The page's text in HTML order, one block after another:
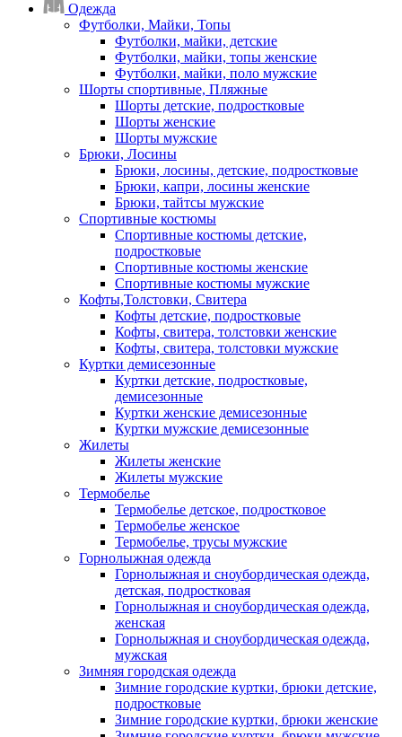
Одежда
Футболки, Майки, Топы
Футболки, майки, детские
Футболки, майки, топы женские
Футболки, майки, поло мужские
Шорты спортивные, Пляжные
Шорты детские, подростковые
Шорты женские
Шорты мужские
Брюки, Лосины
Брюки, лосины, детские, подростковые
Брюки, капри, лосины женские
Брюки, тайтсы мужские
Спортивные костюмы
Спортивные костюмы детские,
подростковые
Спортивные костюмы женские
Спортивные костюмы мужские
Кофты,Толстовки, Свитера
Кофты детские, подростковые
Кофты, свитера, толстовки женские
Кофты, свитера, толстовки мужские
Куртки демисезонные
Куртки детские, подростковые,
демисезонные
Куртки женские демисезонные
Куртки мужские демисезонные
Жилеты
Жилеты женские
Жилеты мужские
Термобелье
Термобелье детское, подростковое
Термобелье женское
Термобелье, трусы мужские
Горнолыжная одежда
Горнолыжная и сноубордическая одежда,
детская, подростковая
Горнолыжная и сноубордическая одежда,
женская
Горнолыжная и сноубордическая одежда,
мужская
Зимняя городская одежда
Зимние городские куртки, брюки детские,
подростковые
Зимние городские куртки, брюки женские